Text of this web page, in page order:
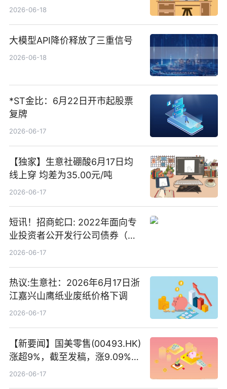
货账户完成开立
2026-06-18
大模型API降价释放了三重信号
2026-06-18
*ST金比：6月22日开市起股票
复牌
2026-06-17
【独家】生意社硼酸6月17日均
线上穿 均差为35.00元/吨
2026-06-17
短讯！招商蛇口: 2022年面向专
业投资者公开发行公司债券（第
二期）（品种二）2026年付息公
2026-06-17
热议:生意社：2026年6月17日浙
江嘉兴山鹰纸业废纸价格下调
2026-06-17
【新要闻】国美零售(00493.HK)
涨超9%，截至发稿，涨9.09%，
报0.012港元，成交额37.26万港
2026-06-17